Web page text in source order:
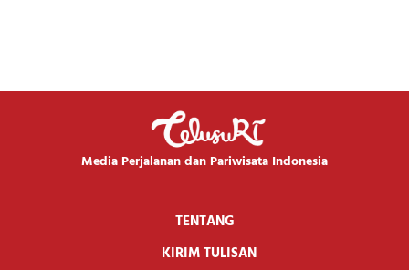
Media Perjalanan dan Pariwisata Indonesia
TENTANG
KIRIM TULISAN